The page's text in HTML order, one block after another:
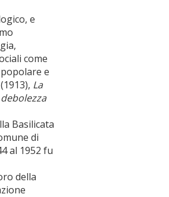
e
come
e
La
Basilicata
di
al 1952 fu
della